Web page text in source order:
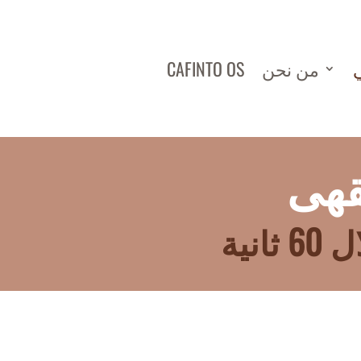
من نحن CAFINTO OS